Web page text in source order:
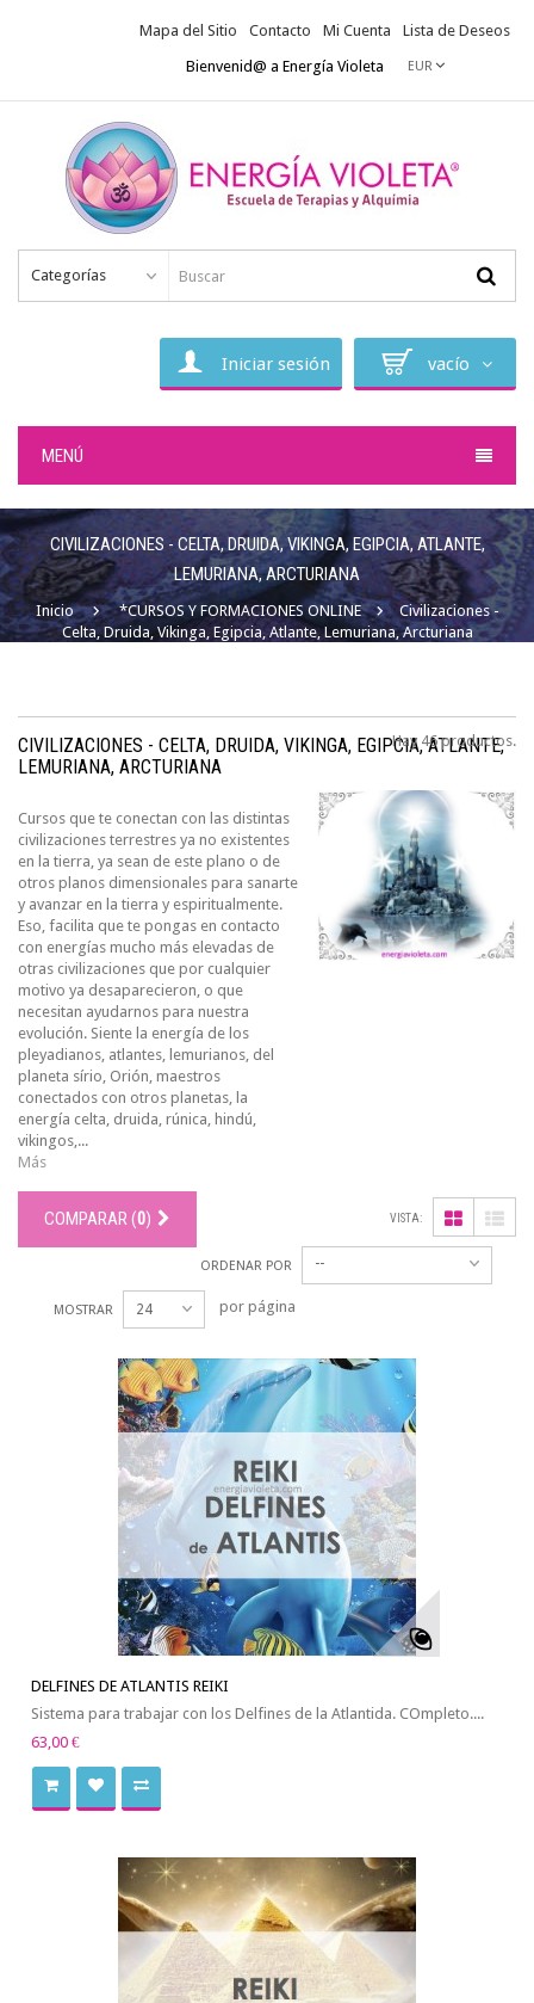
Bienvenid@ a Energía Violeta EUR
Mapa del Sitio Contacto Mi Cuenta Lista de Deseos
Categorías
vacío
Iniciar sesión
MENÚ
CIVILIZACIONES - CELTA, DRUIDA, VIKINGA, EGIPCIA, ATLANTE,
LEMURIANA, ARCTURIANA
Inicio *CURSOS Y FORMACIONES ONLINE
Civilizaciones -
Celta, Druida, Vikinga, Egipcia, Atlante, Lemuriana, Arcturiana
Hay 46 productos.
CIVILIZACIONES - CELTA, DRUIDA, VIKINGA, EGIPCIA, ATLANTE,
LEMURIANA, ARCTURIANA
Cursos que te conectan con las distintas
civilizaciones terrestres ya no existentes
en la tierra, ya sean de este plano o de
otros planos dimensionales para sanarte
y avanzar en la tierra y espiritualmente.
Eso, facilita que te pongas en contacto
con energías mucho más elevadas de
otras civilizaciones que por cualquier
motivo ya desaparecieron, o que
necesitan ayudarnos para nuestra
evolución. Siente la energía de los
pleyadianos, atlantes, lemurianos, del
planeta sírio, Orión, maestros
conectados con otros planetas, la
energía celta, druida, rúnica, hindú,
vikingos,...
Más
COMPARAR (0) VISTA:
ORDENAR POR --
MOSTRAR 24 por página
DELFINES DE ATLANTIS REIKI
Sistema para trabajar con los Delfines de la Atlantida. COmpleto....
63,00 €